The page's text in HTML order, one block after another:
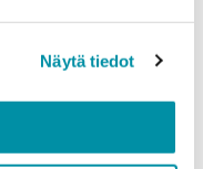
Näytä tiedot